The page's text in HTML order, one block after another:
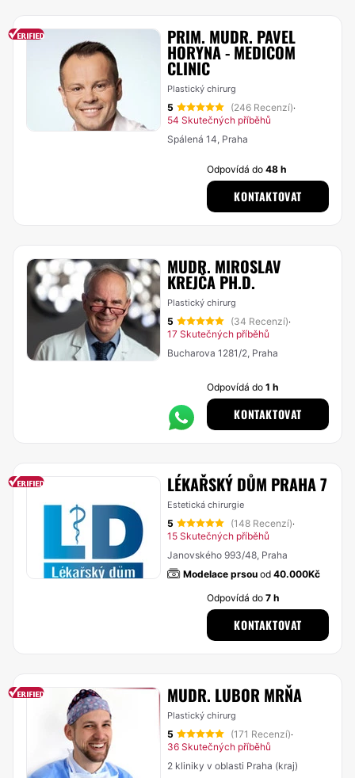
PRIM. MUDR. PAVEL
HORYNA - MEDICOM
CLINIC
Plastický chirurg
5 (246 Recenzí)·
54 Skutečných příběhů
Spálená 14, Praha
Odpovídá do48 h
KONTAKTOVAT
MUDR. MIROSLAV
KREJČA PH.D.
Plastický chirurg
5 (34 Recenzí)·
17 Skutečných příběhů
Bucharova 1281/2, Praha
Odpovídá do1 h
KONTAKTOVAT
LÉKAŘSKÝ DŮM PRAHA 7
Estetická chirurgie
5 (148 Recenzí)·
15 Skutečných příběhů
Janovského 993/48, Praha
Modelace prsou od 40.000Kč
Odpovídá do7 h
KONTAKTOVAT
MUDR. LUBOR MRŇA
Plastický chirurg
5 (171 Recenzí)·
36 Skutečných příběhů
2 kliniky v oblasti Praha (kraj)